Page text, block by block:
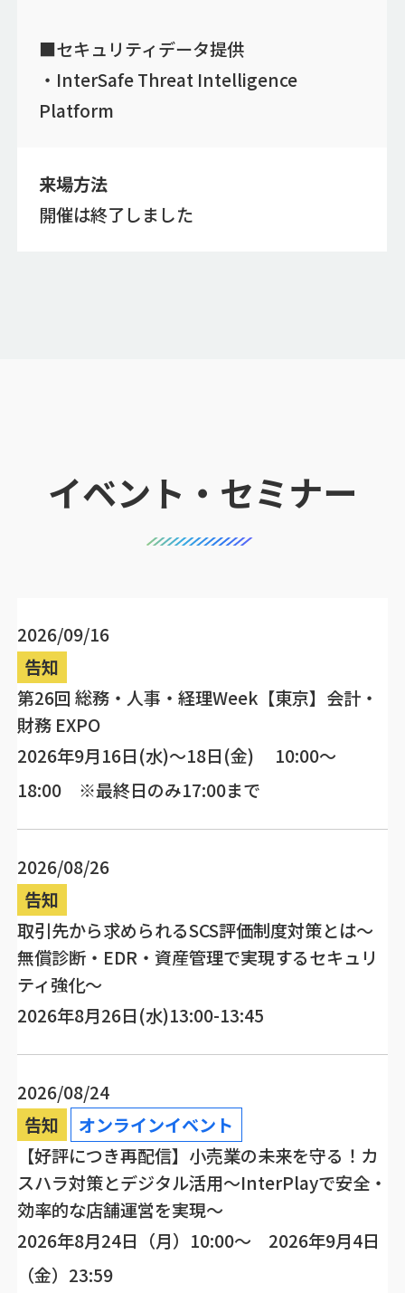
■セキュリティデータ提供
・InterSafe Threat Intelligence
Platform
来場方法
開催は終了しました
イベント・セミナー
2026/09/16
告知
第26回 総務・人事・経理Week【東京】会計・
財務 EXPO
2026年9月16日(水)～18日(金) 10:00～
18:00 ※最終日のみ17:00まで
2026/08/26
告知
取引先から求められるSCS評価制度対策とは～
無償診断・EDR・資産管理で実現するセキュリ
ティ強化～
2026年8月26日(水)13:00-13:45
2026/08/24
告知
オンラインイベント
【好評につき再配信】小売業の未来を守る！カ
スハラ対策とデジタル活用～InterPlayで安全・
効率的な店舗運営を実現～
2026年8月24日（月）10:00～ 2026年9月4日
（金）23:59